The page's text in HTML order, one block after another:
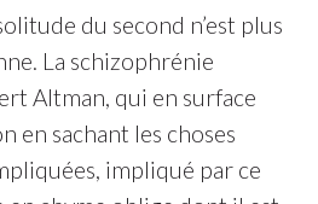
du second n’est plus
La schizophrénie
Altman, qui en surface
en sachant les choses
impliqué par ce